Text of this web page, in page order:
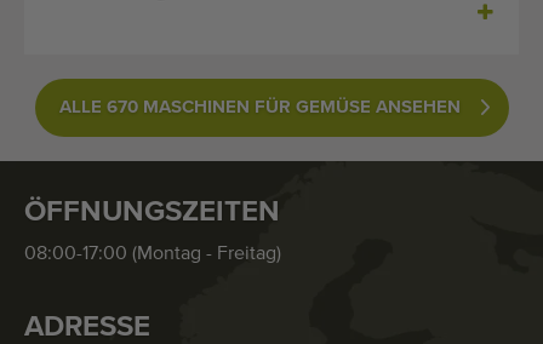
ALLE 670 MASCHINEN FÜR GEMÜSE ANSEHEN
ÖFFNUNGSZEITEN
08:00-17:00 (Montag - Freitag)
ADRESSE